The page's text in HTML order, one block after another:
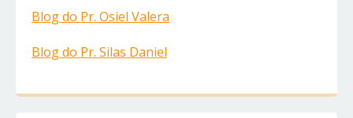
Blog do Pr. Osiel Valera
Blog do Pr. Silas Daniel